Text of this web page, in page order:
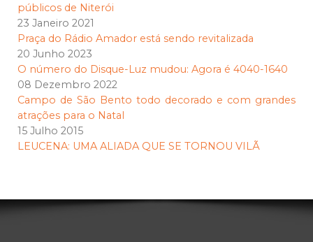
públicos de Niterói
23 Janeiro 2021
Praça do Rádio Amador está sendo revitalizada
20 Junho 2023
O número do Disque-Luz mudou: Agora é 4040-1640
08 Dezembro 2022
Campo de São Bento todo decorado e com grandes
atrações para o Natal
15 Julho 2015
LEUCENA: UMA ALIADA QUE SE TORNOU VILÃ